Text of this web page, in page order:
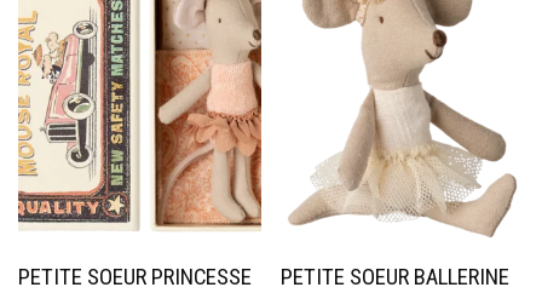
PETITE SOEUR PRINCESSE
PETITE SOEUR BALLERINE